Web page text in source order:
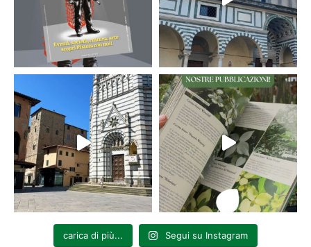
carica di più... Segui su Instagram